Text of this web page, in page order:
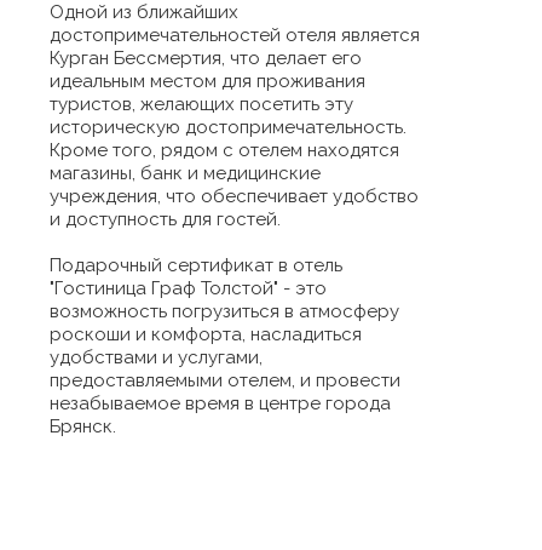
Одной из ближайших
достопримечательностей отеля является
Курган Бессмертия, что делает его
идеальным местом для проживания
туристов, желающих посетить эту
историческую достопримечательность.
Кроме того, рядом с отелем находятся
магазины, банк и медицинские
учреждения, что обеспечивает удобство
и доступность для гостей.
Подарочный сертификат в отель
"Гостиница Граф Толстой" - это
возможность погрузиться в атмосферу
роскоши и комфорта, насладиться
удобствами и услугами,
предоставляемыми отелем, и провести
незабываемое время в центре города
Брянск.